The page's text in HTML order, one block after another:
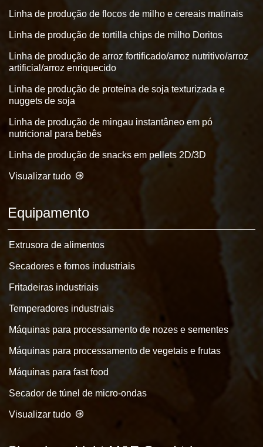
Linha de produção de flocos de milho e cereais matinais
Linha de produção de tortilla chips de milho Doritos
Linha de produção de arroz fortificado/arroz nutritivo/arroz
artificial/arroz enriquecido
Linha de produção de proteína de soja texturizada e
nuggets de soja
Linha de produção de mingau instantâneo em pó
nutricional para bebês
Linha de produção de snacks em pellets 2D/3D
Visualizar tudo
Equipamento
Extrusora de alimentos
Secadores e fornos industriais
Fritadeiras industriais
Temperadores industriais
Máquinas para processamento de nozes e sementes
Máquinas para processamento de vegetais e frutas
Máquinas para fast food
Secador de túnel de micro-ondas
Visualizar tudo